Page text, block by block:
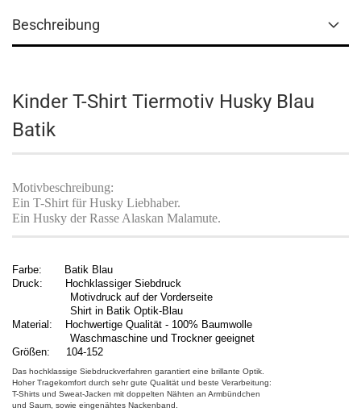
Beschreibung
Kinder T-Shirt Tiermotiv Husky Blau
Batik
Motivbeschreibung:
Ein T-Shirt für Husky Liebhaber.
Ein Husky der Rasse Alaskan Malamute.
Farbe: Batik Blau
Druck: Hochklassiger Siebdruck
Motivdruck auf der Vorderseite
Shirt in Batik Optik-Blau
Material: Hochwertige Qualität - 100% Baumwolle
Waschmaschine und Trockner geeignet
Größen: 104-152
Das hochklassige Siebdruckverfahren garantiert eine brillante Optik.
Hoher Tragekomfort durch sehr gute Qualität und beste Verarbeitung:
T-Shirts und Sweat-Jacken mit doppelten Nähten an Armbündchen
und Saum, sowie eingenähtes Nackenband.